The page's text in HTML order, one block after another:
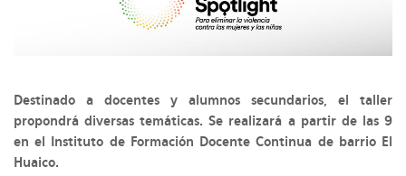
Destinado a docentes y alumnos secundarios, el taller
propondrá diversas temáticas. Se realizará a partir de las 9
en el Instituto de Formación Docente Continua de barrio El
Huaico.